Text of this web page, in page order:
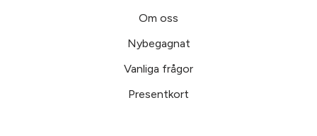
Om oss
Nybegagnat
Vanliga frågor
Presentkort